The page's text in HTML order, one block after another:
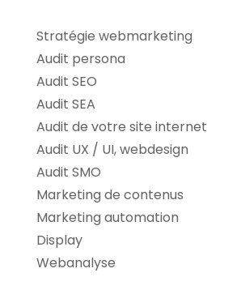
Stratégie webmarketing
Audit persona
Audit SEO
Audit SEA
Audit de votre site internet
Audit UX / UI, webdesign
Audit SMO
Marketing de contenus
Marketing automation
Display
Webanalyse